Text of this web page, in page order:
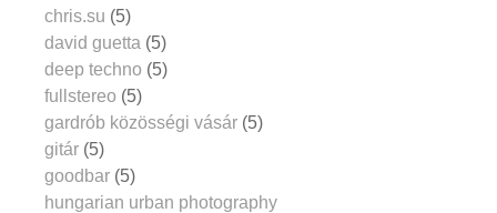
chris.su (5)
david guetta (5)
deep techno (5)
fullstereo (5)
gardrób közösségi vásár (5)
gitár (5)
goodbar (5)
hungarian urban photography